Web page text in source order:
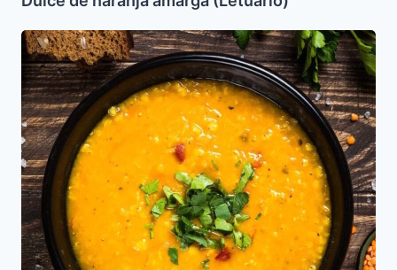
Sopa
de
Lentejas